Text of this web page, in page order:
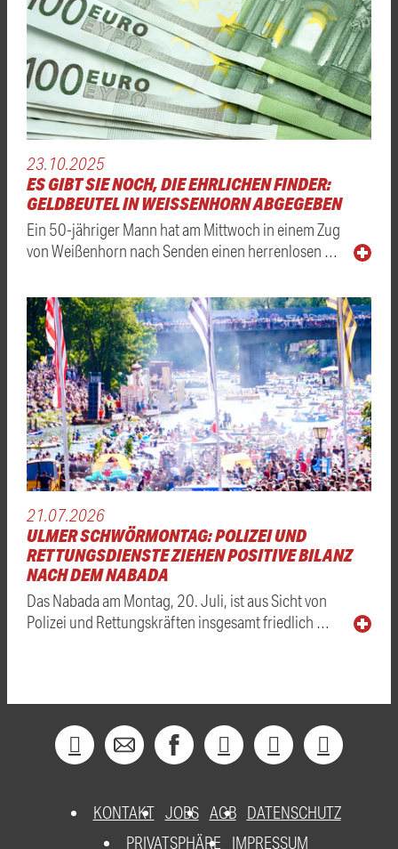
23.10.2025
ES GIBT SIE NOCH, DIE EHRLICHEN FINDER:
GELDBEUTEL IN WEISSENHORN ABGEGEBEN
Ein 50-jähriger Mann hat am Mittwoch in einem Zug
von Weißenhorn nach Senden einen herrenlosen …
21.07.2026
ULMER SCHWÖRMONTAG: POLIZEI UND
RETTUNGSDIENSTE ZIEHEN POSITIVE BILANZ
NACH DEM NABADA
Das Nabada am Montag, 20. Juli, ist aus Sicht von
Polizei und Rettungskräften insgesamt friedlich …
KONTAKT JOBS AGB DATENSCHUTZ
PRIVATSPHÄRE
IMPRESSUM